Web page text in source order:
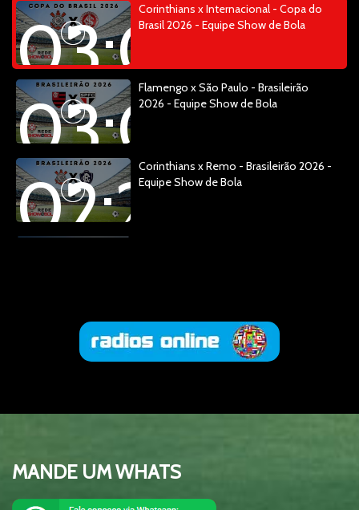
03:04:21
Corinthians x Internacional - Copa do
Brasil 2026 - Equipe Show de Bola
03:04:14
Flamengo x São Paulo - Brasileirão
2026 - Equipe Show de Bola
02:28:48
Corinthians x Remo - Brasileirão 2026 -
Equipe Show de Bola
01:29:15
Esquenta Show de Bola - Copa 20226 -
Brasil x Escócia
00:09:09
Esquenta da Copa 2026 - Equipe Show
de Bola
MANDE UM WHATS